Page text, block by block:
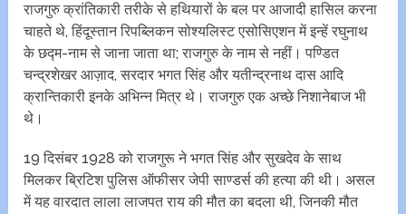
राजगुरु क्रांतिकारी तरीके से हथियारों के बल पर आजादी हासिल करना
चाहते थे, हिंदूस्तान रिपब्लिकन सोश्यलिस्ट एसोसिएशन में इन्हें रघुनाथ
के छद्म-नाम से जाना जाता था; राजगुरु के नाम से नहीं। पण्डित
चन्द्रशेखर आज़ाद, सरदार भगत सिंह और यतीन्द्रनाथ दास आदि
क्रान्तिकारी इनके अभिन्न मित्र थे। राजगुरु एक अच्छे निशानेबाज भी
थे।
19 दिसंबर 1928 को राजगुरू ने भगत सिंह और सुखदेव के साथ
मिलकर ब्रिटिश पुलिस ऑफीसर जेपी साण्डर्स की हत्या की थी। असल
में यह वारदात लाला लाजपत राय की मौत का बदला थी, जिनकी मौत